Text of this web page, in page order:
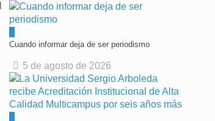
Cuando informar deja de ser periodismo
5 de agosto de 2026